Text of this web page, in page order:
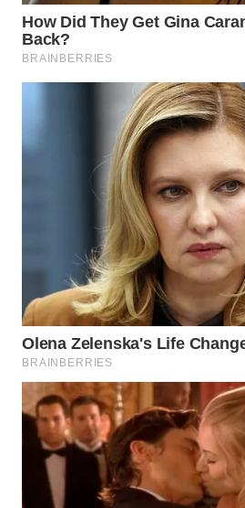
WN
BORNEO
Wahana
WAHANA
ADVOKAT
WAHANA
INFRASTRUKTUR
WAHANA
KONSUMEN
WAHANA